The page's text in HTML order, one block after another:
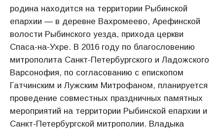
родина находится на территории Рыбинской
епархии — в деревне Вахромеево, Арефинской
волости Рыбинского уезда, прихода церкви
Спаса-на-Ухре. В 2016 году по благословению
митрополита Санкт-Петербургского и Ладожского
Варсонофия, по согласованию с епископом
Гатчинским и Лужским Митрофаном, планируется
проведение совместных праздничных памятных
мероприятий на территории Рыбинской епархии и
Санкт-Петербургской митрополии. Владыка